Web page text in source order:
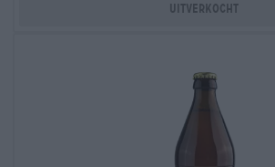
Uitverkocht